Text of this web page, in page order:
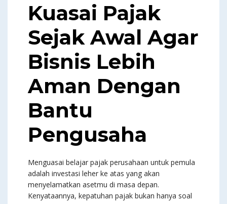
Kuasai Pajak
Sejak Awal Agar
Bisnis Lebih
Aman Dengan
Bantu
Pengusaha
Menguasai belajar pajak perusahaan untuk pemula
adalah investasi leher ke atas yang akan
menyelamatkan asetmu di masa depan.
Kenyataannya, kepatuhan pajak bukan hanya soal